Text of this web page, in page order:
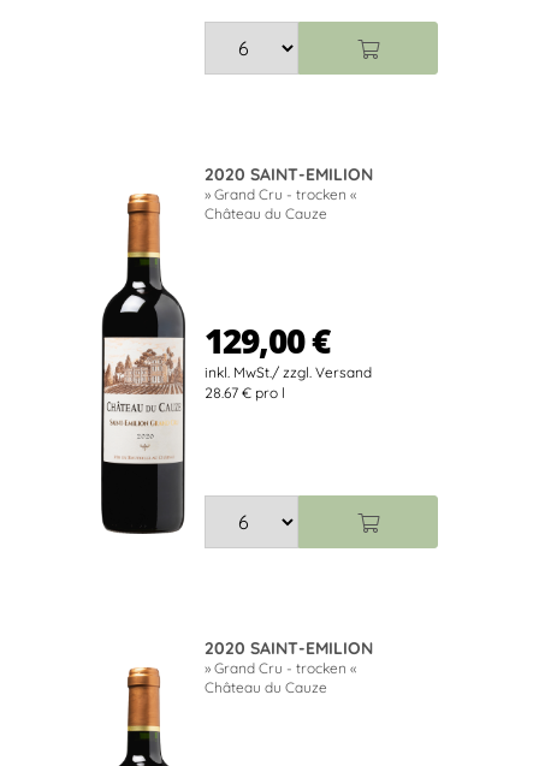
2020 SAINT-EMILION
» Grand Cru - trocken «
Château du Cauze
129,00 €
28.67 € pro l
2020 SAINT-EMILION
» Grand Cru - trocken «
Château du Cauze